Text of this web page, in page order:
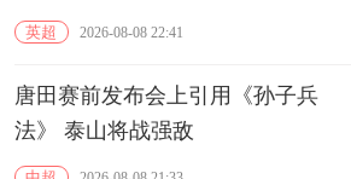
英超 2026-08-08 22:41
唐田赛前发布会上引用《孙子兵
法》 泰山将战强敌